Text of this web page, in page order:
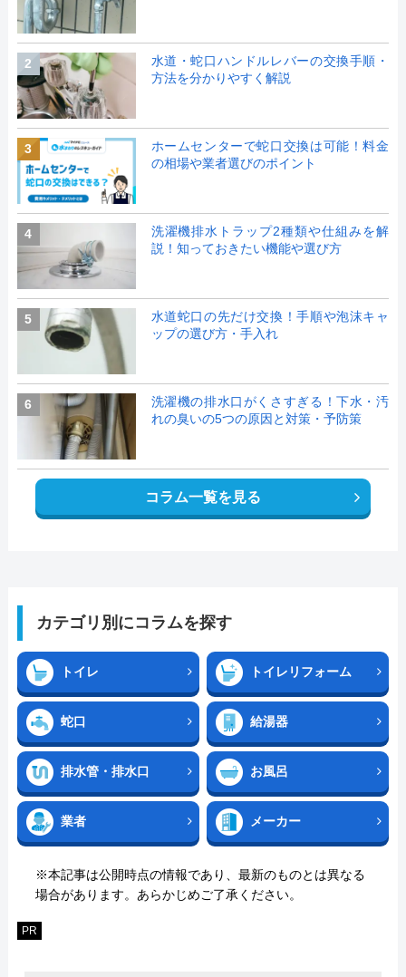
2
水道・蛇口ハンドルレバーの交換手順・
方法を分かりやすく解説
3
ホームセンターで蛇口交換は可能！料金
の相場や業者選びのポイント
4
洗濯機排水トラップ2種類や仕組みを解
説！知っておきたい機能や選び方
5
水道蛇口の先だけ交換！手順や泡沫キャ
ップの選び方・手入れ
6
洗濯機の排水口がくさすぎる！下水・汚
れの臭いの5つの原因と対策・予防策
コラム一覧を見る
カテゴリ別にコラムを探す
トイレ トイレリフォーム
蛇口 給湯器
排水管・排水口 お風呂
業者 メーカー
※本記事は公開時点の情報であり、最新のものとは異なる
場合があります。あらかじめご了承ください。
PR